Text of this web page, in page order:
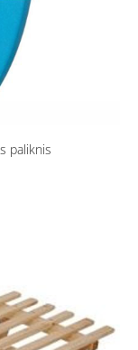
paliknis